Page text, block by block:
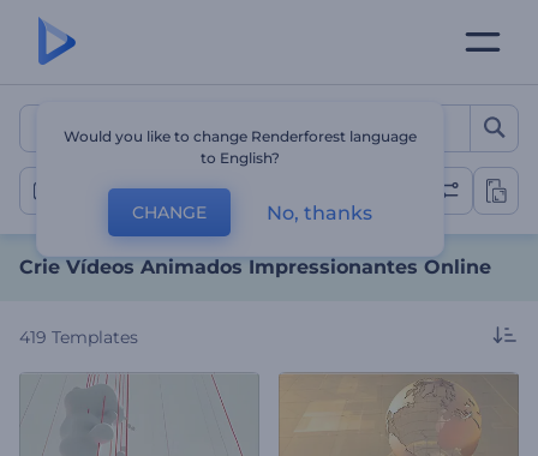
Crie Vídeos Animados
Vídeos de Animação
Crie Vídeos Animados Impressionantes Online
419 Templates
Would you like to change Renderforest language
to English?
CHANGE No, thanks